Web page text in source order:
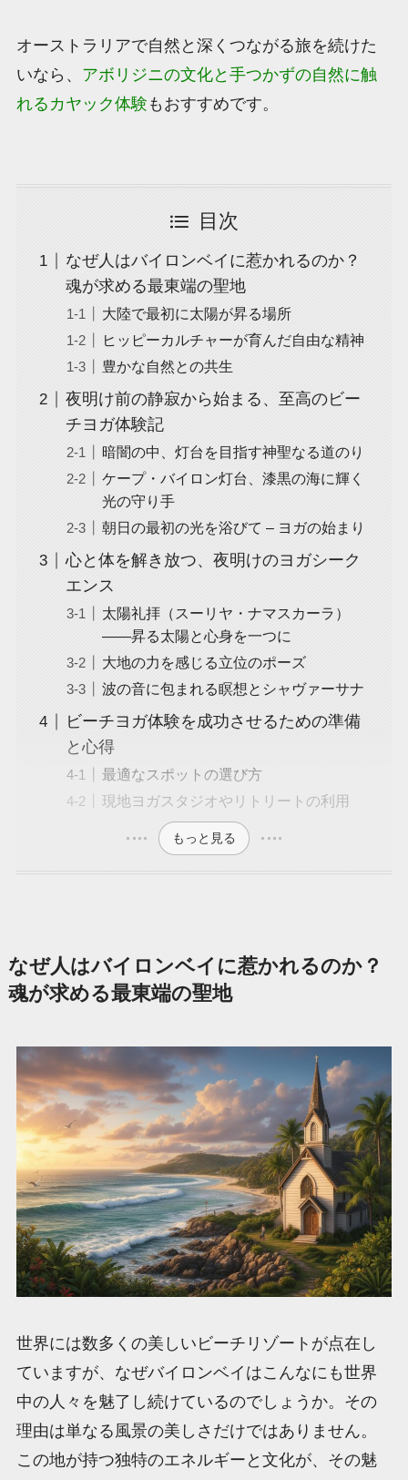
オーストラリアで自然と深くつながる旅を続けた
いなら、 アボリジニの文化と手つかずの自然に触
れるカヤック体験 もおすすめです。
目次
なぜ人はバイロンベイに惹かれるのか？
魂が求める最東端の聖地
大陸で最初に太陽が昇る場所
ヒッピーカルチャーが育んだ自由な精神
豊かな自然との共生
夜明け前の静寂から始まる、至高のビー
チヨガ体験記
暗闇の中、灯台を目指す神聖なる道のり
ケープ・バイロン灯台、漆黒の海に輝く
光の守り手
朝日の最初の光を浴びて – ヨガの始まり
心と体を解き放つ、夜明けのヨガシーク
エンス
太陽礼拝（スーリヤ・ナマスカーラ）
――昇る太陽と心身を一つに
大地の力を感じる立位のポーズ
波の音に包まれる瞑想とシャヴァーサナ
ビーチヨガ体験を成功させるための準備
と心得
最適なスポットの選び方
現地ヨガスタジオやリトリートの利用
もっと見る
なぜ人はバイロンベイに惹かれるのか？
魂が求める最東端の聖地
世界には数多くの美しいビーチリゾートが点在し
ていますが、なぜバイロンベイはこんなにも世界
中の人々を魅了し続けているのでしょうか。その
理由は単なる風景の美しさだけではありません。
この地が持つ独特のエネルギーと文化が、その魅